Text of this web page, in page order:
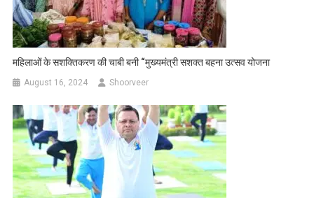
महिलाओं के सशक्तिकरण की चाबी बनी “मुख्यमंत्री सशक्त बहना उत्सव योजना
August 16, 2024 Shoorveer